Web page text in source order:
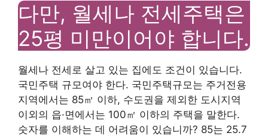
다만, 월세나 전세주택은
25평 미만이어야 합니다.
월세나 전세로 살고 있는 집에도 조건이 있습니다.
국민주택 규모여야 한다. 국민주택규모는 주거전용
지역에서는 85㎡ 이하, 수도권을 제외한 도시지역
이외의 읍·면에서는 100㎡ 이하의 주택을 말한다.
숫자를 이해하는 데 어려움이 있습니까? 85는 25.7